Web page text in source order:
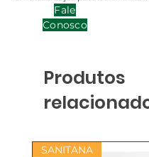
Fale
Conosco
Produtos
SANITANA